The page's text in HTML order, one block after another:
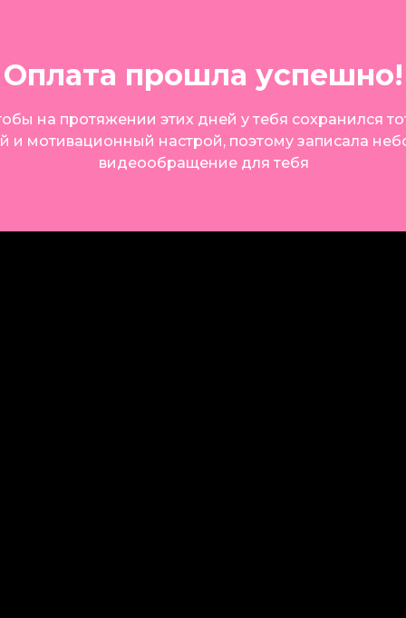
на протяжении этих дней у тебя сохранился
и мотивационный настрой, поэтому записала
видеообращение для тебя
Оплата прошла успешно!